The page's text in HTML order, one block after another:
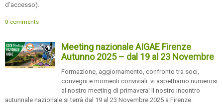
d’accesso).
0 comments
Meeting nazionale AIGAE Firenze
Autunno 2025 – dal 19 al 23 Novembre
Formazione, aggiornamento, confronto tra soci,
convegni e momenti conviviali: vi aspettiamo numerosi
al nostro meeting di primavera! Il nostro incontro
autunnale nazionale si terrà dal 19 al 23 Novembre 2025 a Firenze.